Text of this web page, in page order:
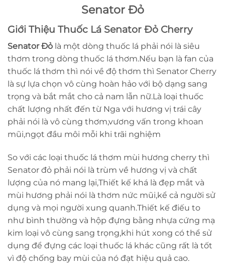
Senator Đỏ
Giới Thiệu Thuốc Lá Senator Đỏ Cherry
Senator Đỏ là một dòng thuốc lá phải nói là siêu
thơm trong dòng thuốc lá thơm.Nếu bạn là fan của
thuốc lá thơm thì nói về độ thơm thì Senator Cherry
là sự lựa chọn vô cùng hoàn hảo với bộ dạng sang
trọng và bắt mắt cho cả nam lẫn nữ.Là loại thuốc
chất lượng nhất đến từ Nga với hương vị trái cây
phải nói là vô cùng thơm,vương vấn trong khoan
mũi,ngọt đầu môi mỗi khi trãi nghiệm
So với các loại thuốc lá thơm mùi hương cherry thì
Senator đỏ phải nói là trùm về hương vị và chất
lượng của nó mang lại,Thiết kế khá là đẹp mắt và
mùi hương phải nói là thơm nức mũi,kể cả người sử
dụng và mọi người xung quanh.Thiết kế điếu to
như bình thường và hộp đựng bằng nhựa cứng mạ
kim loại vô cùng sang trọng,khi hút xong có thể sử
dụng để đựng các loại thuốc lá khác cũng rất là tốt
vì độ chống bay mùi của nó đạt hiệu quả cao.